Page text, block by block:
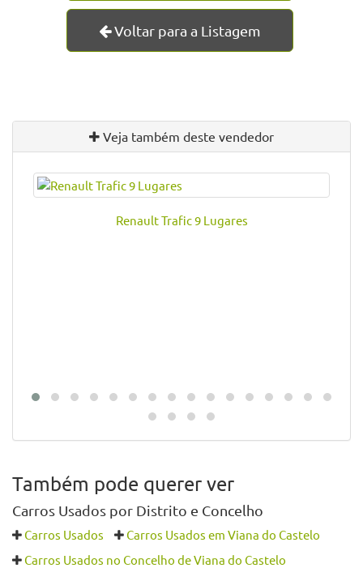
Voltar para a Listagem
Veja também deste vendedor
Renault Trafic 9 Lugares
Também pode querer ver
Carros Usados por Distrito e Concelho
Carros Usados
Carros Usados em Viana do Castelo
Carros Usados no Concelho de Viana do Castelo